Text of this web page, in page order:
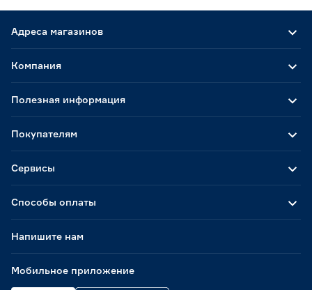
Адреса магазинов
Способы оплаты
Мобильное приложение
Компания
Полезная информация
Покупателям
Сервисы
Напишите нам